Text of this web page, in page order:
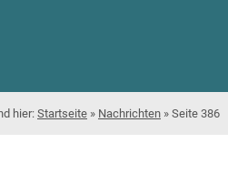
Startseite » Nachrichten » Seite 386